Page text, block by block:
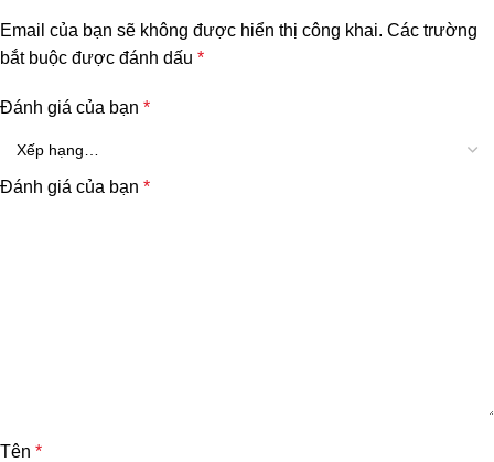
Email của bạn sẽ không được hiển thị công khai. Các trường
bắt buộc được đánh dấu *
Đánh giá của bạn *
Đánh giá của bạn *
Tên *